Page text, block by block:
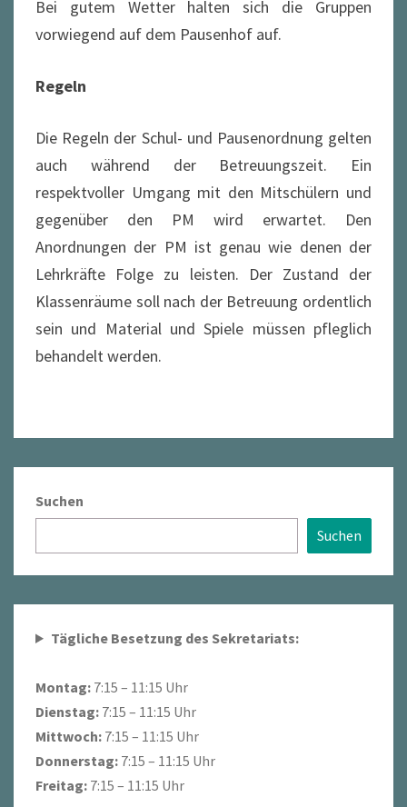
Bei gutem Wetter halten sich die Gruppen
vorwiegend auf dem Pausenhof auf.
Regeln
Die Regeln der Schul- und Pausenordnung gelten
auch während der Betreuungszeit. Ein
respektvoller Umgang mit den Mitschülern und
gegenüber den PM wird erwartet. Den
Anordnungen der PM ist genau wie denen der
Lehrkräfte Folge zu leisten. Der Zustand der
Klassenräume soll nach der Betreuung ordentlich
sein und Material und Spiele müssen pfleglich
behandelt werden.
Suchen
Suchen
Tägliche Besetzung des Sekretariats:
Montag: 7:15 – 11:15 Uhr
Dienstag: 7:15 – 11:15 Uhr
Mittwoch: 7:15 – 11:15 Uhr
Donnerstag: 7:15 – 11:15 Uhr
Freitag: 7:15 – 11:15 Uhr